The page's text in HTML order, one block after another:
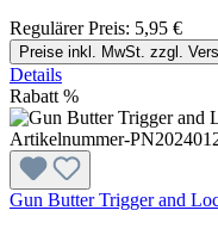
Regulärer Preis: 5,95 €
Preise inkl. MwSt. zzgl.
Details
Rabatt %
Gun Butter Trigger and